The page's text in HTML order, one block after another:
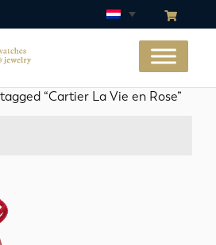
“Cartier La Vie en Rose”